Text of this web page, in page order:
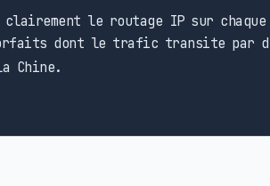
clairement le routage IP sur
dont le trafic transite par
Chine.